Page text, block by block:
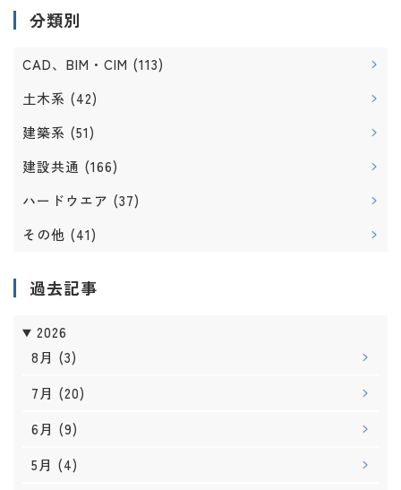
分類別
CAD、BIM・CIM (113)
土木系 (42)
建築系 (51)
建設共通 (166)
ハードウエア (37)
その他 (41)
過去記事
2026
8月 (3)
7月 (20)
6月 (9)
5月 (4)